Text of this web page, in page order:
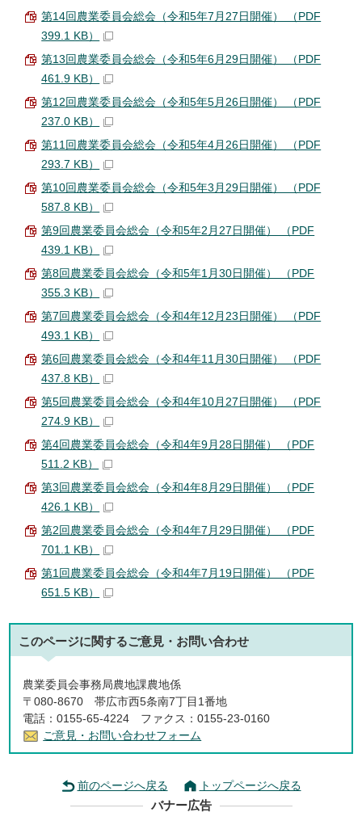
第14回農業委員会総会（令和5年7月27日開催） （PDF
399.1 KB）
第13回農業委員会総会（令和5年6月29日開催） （PDF
461.9 KB）
第12回農業委員会総会（令和5年5月26日開催） （PDF
237.0 KB）
第11回農業委員会総会（令和5年4月26日開催） （PDF
293.7 KB）
第10回農業委員会総会（令和5年3月29日開催） （PDF
587.8 KB）
第9回農業委員会総会（令和5年2月27日開催） （PDF
439.1 KB）
第8回農業委員会総会（令和5年1月30日開催） （PDF
355.3 KB）
第7回農業委員会総会（令和4年12月23日開催） （PDF
493.1 KB）
第6回農業委員会総会（令和4年11月30日開催） （PDF
437.8 KB）
第5回農業委員会総会（令和4年10月27日開催） （PDF
274.9 KB）
第4回農業委員会総会（令和4年9月28日開催） （PDF
511.2 KB）
第3回農業委員会総会（令和4年8月29日開催） （PDF
426.1 KB）
第2回農業委員会総会（令和4年7月29日開催） （PDF
701.1 KB）
第1回農業委員会総会（令和4年7月19日開催） （PDF
651.5 KB）
このページに関するご意見・お問い合わせ
農業委員会事務局農地課農地係
〒080-8670 帯広市西5条南7丁目1番地
電話：0155-65-4224 ファクス：0155-23-0160
ご意見・お問い合わせフォーム
前のページへ戻る トップページへ戻る
バナー広告